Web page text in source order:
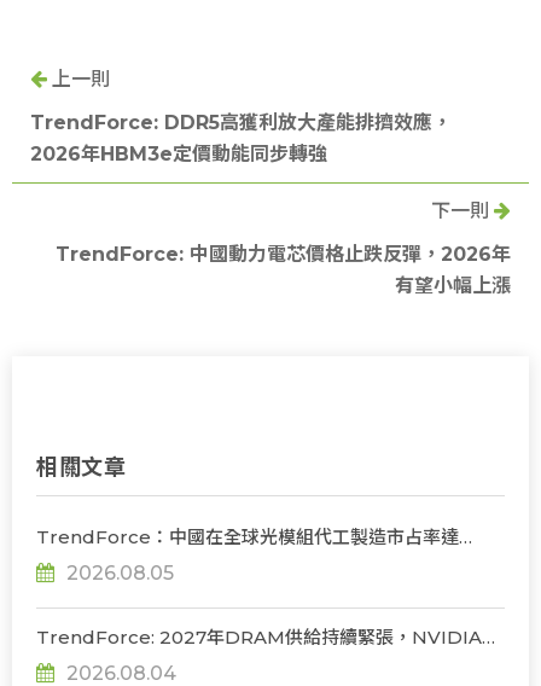
上一則
TrendForce: DDR5高獲利放大產能排擠效應，
2026年HBM3e定價動能同步轉強
下一則
TrendForce: 中國動力電芯價格止跌反彈，2026年
有望小幅上漲
相關文章
TrendForce：中國在全球光模組代工製造市占率達
56%，若受禁令限制短期供應鏈難脫鉤
2026.08.05
TrendForce: 2027年DRAM供給持續緊張，NVIDIA評
估下調Rubin Ultra HBM配置
2026.08.04